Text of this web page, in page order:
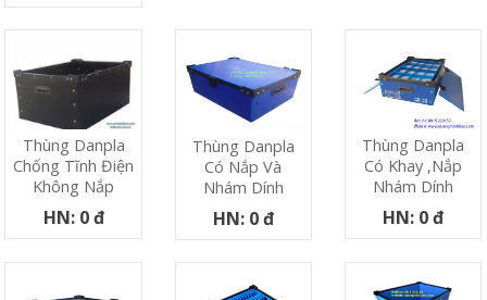
Thùng Danpla
Chống Tĩnh Điện
Không Nắp
HN: 0 đ
Thùng Danpla
Có Nắp Và
Nhám Dính
HN: 0 đ
Thùng Danpla
Có Khay ,nắp
Nhám Dính
HN: 0 đ